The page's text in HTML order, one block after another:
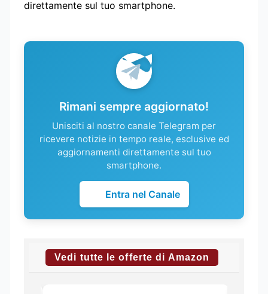
direttamente sul tuo smartphone.
Rimani sempre aggiornato!
Unisciti al nostro canale Telegram per
ricevere notizie in tempo reale, esclusive ed
aggiornamenti direttamente sul tuo
smartphone.
Entra nel Canale